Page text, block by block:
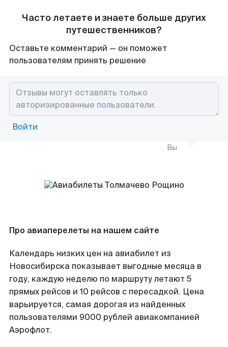
Часто летаете и знаете больше других
путешественников?
Оставьте комментарий — он поможет
пользователям принять решение
Войти
Вы
Про авиаперелеты на нашем сайте
Календарь низких цен на авиабилет из
Новосибирска показывает выгодные месяца в
году, каждую неделю по маршруту летают 5
прямых рейсов и 10 рейсов с пересадкой. Цена
варьируется, самая дорогая из найденных
пользователями 9000 рублей авиакомпанией
Аэрофлот.